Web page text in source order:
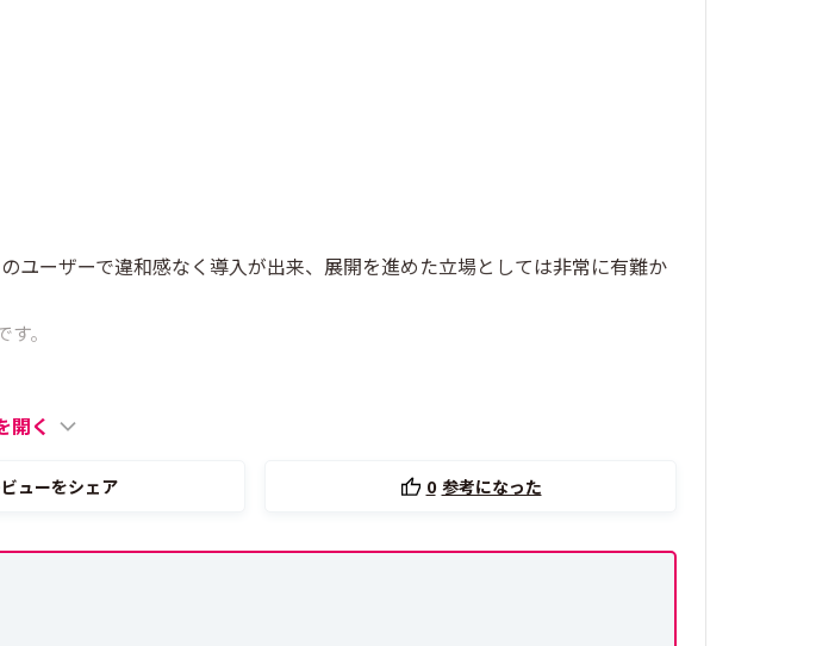
ーザーで違和感なく導入が出来、展開を進めた立場としては非常に有難か
。
開く
ビューをシェア 0 参考になった